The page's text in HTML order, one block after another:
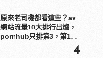
原來老司機都看這些？av
網站流量10大排行出爐，
pornhub只排第3，第1名
4